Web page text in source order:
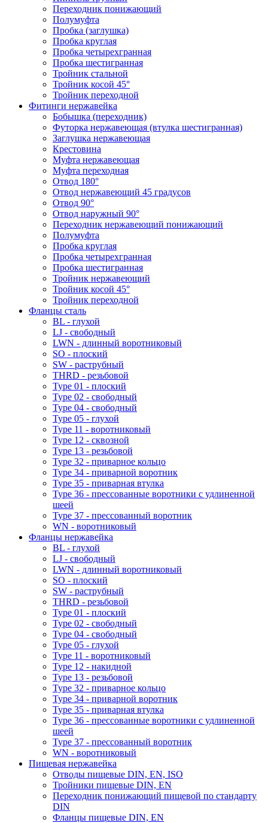
Переходник понижающий
Полумуфта
Пробка (заглушка)
Пробка круглая
Пробка четырехгранная
Пробка шестигранная
Тройник стальной
Тройник косой 45°
Тройник переходной
Фитинги нержавейка
Бобышка (переходник)
Футорка нержавеющая (втулка шестигранная)
Заглушка нержавеющая
Крестовина
Муфта нержавеющая
Муфта переходная
Отвод 180°
Отвод нержавеющий 45 градусов
Отвод 90°
Отвод наружный 90°
Переходник нержавеющий понижающий
Полумуфта
Пробка круглая
Пробка четырехгранная
Пробка шестигранная
Тройник нержавеющий
Тройник косой 45°
Тройник переходной
Фланцы сталь
BL - глухой
LJ - свободный
LWN - длинный воротниковый
SO - плоский
SW - раструбный
THRD - резьбовой
Type 01 - плоский
Type 02 - свободный
Type 04 - свободный
Type 05 - глухой
Type 11 - воротниковый
Type 12 - сквозной
Type 13 - резьбовой
Type 32 - приварное кольцо
Type 34 - приварной воротник
Type 35 - приварная втулка
Type 36 - прессованные воротники с удлиненной
шеей
Type 37 - прессованный воротник
WN - воротниковый
Фланцы нержавейка
BL - глухой
LJ - свободный
LWN - длинный воротниковый
SO - плоский
SW - раструбный
THRD - резьбовой
Type 01 - плоский
Type 02 - свободный
Type 04 - свободный
Type 05 - глухой
Type 11 - воротниковый
Type 12 - накидной
Type 13 - резьбовой
Type 32 - приварное кольцо
Type 34 - приварной воротник
Type 35 - приварная втулка
Type 36 - прессованные воротники с удлиненной
шеей
Type 37 - прессованный воротник
WN - воротниковый
Пищевая нержавейка
Отводы пищевые DIN, EN, ISO
Тройники пищевые DIN, EN
Переходник понижающий пищевой по стандарту
DIN
Фланцы пищевые DIN, EN